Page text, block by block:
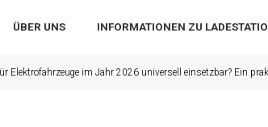
ÜBER UNS INFORMATIONEN ZU
Elektrofahrzeuge im Jahr 2026 universell einsetzbar? Ein